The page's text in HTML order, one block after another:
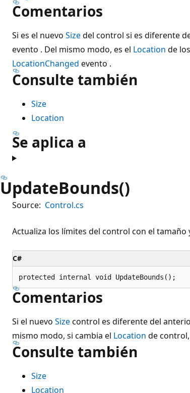
Comentarios
Si es el nuevo Sizedel control si es diferente
evento . Del mismo modo, es el Location de
LocationChanged evento .
Consulte también
Size
Location
Se aplica a
UpdateBounds()
Source: Control.cs
Actualiza los límites del control con el tamaño
C#
protected internal void UpdateBounds();
Comentarios
Si el nuevo Sizecontrol es diferente del
mismo modo, si cambia el Location de
Consulte también
Size
Location